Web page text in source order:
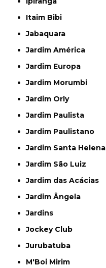
Itaim Bibi
Jabaquara
Jardim América
Jardim Europa
Jardim Morumbi
Jardim Orly
Jardim Paulista
Jardim Paulistano
Jardim Santa Helena
Jardim São Luiz
Jardim das Acácias
Jardim Ângela
Jardins
Jockey Club
Jurubatuba
M'Boi Mirim